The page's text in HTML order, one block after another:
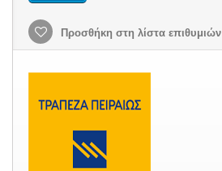
Προσθήκη στη λίστα επιθυμιών